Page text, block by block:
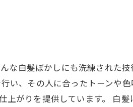
な白髪ぼかしにも洗練された
い、その人に合ったトーンや
上がりを提供しています。 白髪